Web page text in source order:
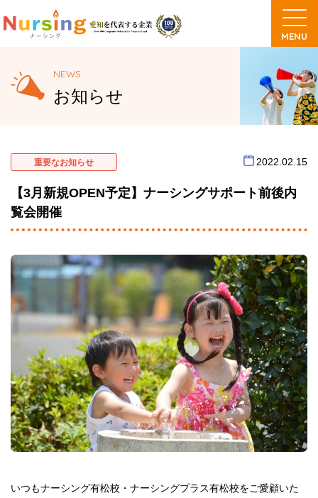
NEWS
お知らせ
重要なお知らせ 2022.02.15
【3月新規OPEN予定】ナーシングサポート前後内
覧会開催
いつもナーシング有松校・ナーシングプラス有松校をご愛顧いた